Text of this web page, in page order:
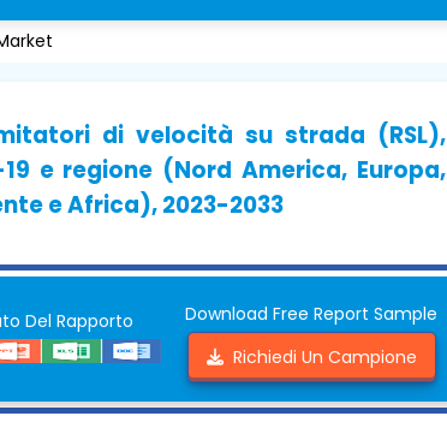
di velocità su strada (RSL),
e regione (Nord America, Europa,
e Africa), 2023-2033
Del Rapporto
Download Free Report Sample
Richiedi Un Campione